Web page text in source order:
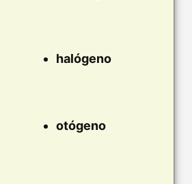
halógeno
otógeno